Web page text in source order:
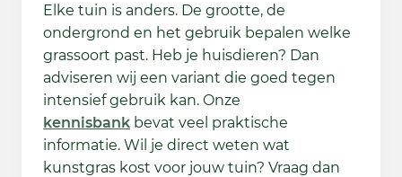
Elke tuin is anders. De grootte, de
ondergrond en het gebruik bepalen welke
grassoort past. Heb je huisdieren? Dan
adviseren wij een variant die goed tegen
intensief gebruik kan. Onze
kennisbank bevat veel praktische
informatie. Wil je direct weten wat
kunstgras kost voor jouw tuin? Vraag dan